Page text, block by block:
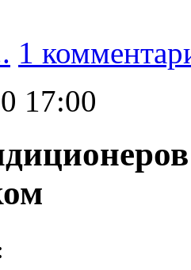
1
17:00